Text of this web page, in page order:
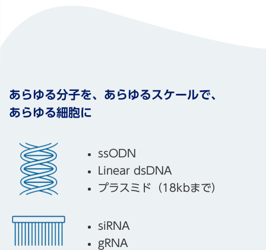
あらゆる分子を、あらゆるスケールで、
あらゆる細胞に
ssODN
Linear dsDNA
プラスミド（18kbまで）
siRNA
gRNA